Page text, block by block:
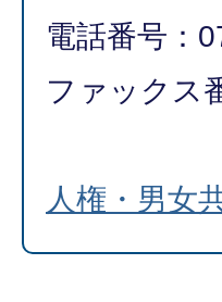
電話番号：
ファックス
人権・男女